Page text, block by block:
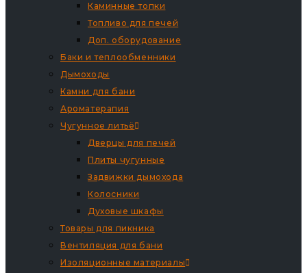
Каминные топки
Топливо для печей
Доп. оборудование
Баки и теплообменники
Дымоходы
Камни для бани
Ароматерапия
Чугунное литьё
Дверцы для печей
Плиты чугунные
Задвижки дымохода
Колосники
Духовые шкафы
Товары для пикника
Вентиляция для бани
Изоляционные материалы